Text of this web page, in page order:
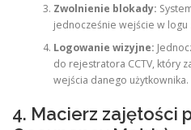
Zwolnienie blokady:
jednocześnie wejście w logu
Logowanie wizyjne:
do rejestratora CCTV, który
wejścia danego użytkownika.
4. Macierz zajętości